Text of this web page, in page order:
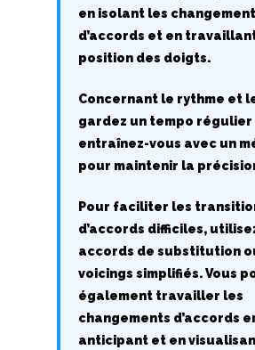
en isolant les
d’accords et en
position des doigts.
Concernant le rythme et
gardez un tempo
entraînez-vous avec un
pour maintenir la
Pour faciliter les
d’accords difficiles,
accords de substitution
voicings simplifiés. Vous
également travailler les
changements d’accords
anticipant et en
P
R
S
T
U
V
W
X